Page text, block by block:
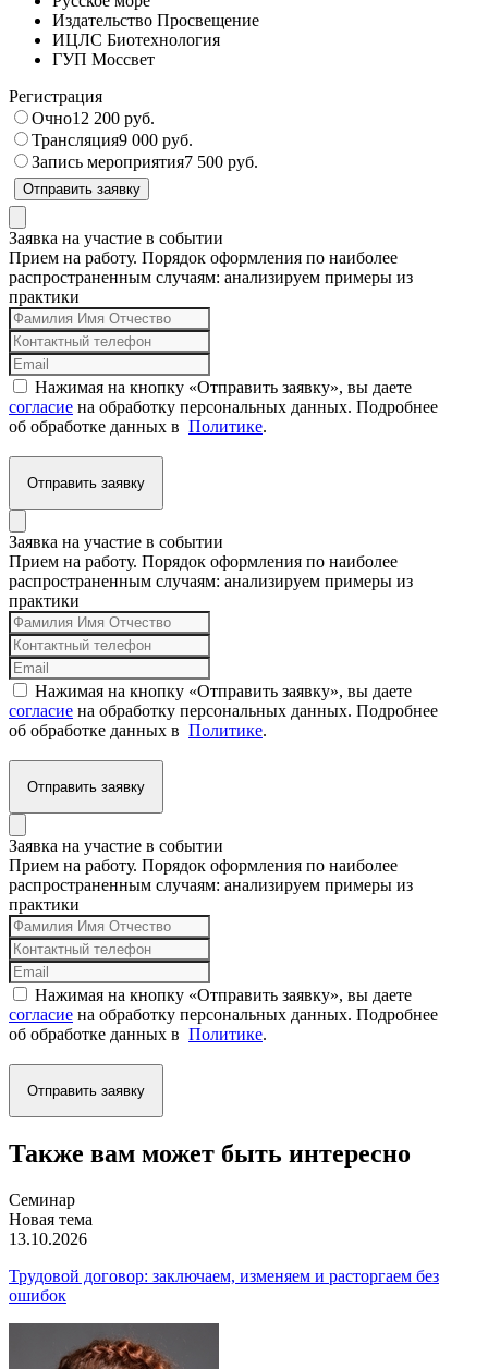
Издательство Просвещение
ИЦЛС Биотехнология
ГУП Моссвет
Регистрация
Очно12 200 руб.
Трансляция9 000 руб.
Запись мероприятия7 500 руб.
Отправить заявку
Заявка на участие в событии
Прием на работу. Порядок оформления по наиболее
распространенным случаям: анализируем примеры из
практики
Нажимая на кнопку «Отправить заявку», вы даете
согласие на обработку персональных данных. Подробнее
об обработке данных в Политике.
Отправить заявку
Заявка на участие в событии
Прием на работу. Порядок оформления по наиболее
распространенным случаям: анализируем примеры из
практики
Нажимая на кнопку «Отправить заявку», вы даете
согласие на обработку персональных данных. Подробнее
об обработке данных в Политике.
Отправить заявку
Заявка на участие в событии
Прием на работу. Порядок оформления по наиболее
распространенным случаям: анализируем примеры из
практики
Нажимая на кнопку «Отправить заявку», вы даете
согласие на обработку персональных данных. Подробнее
об обработке данных в Политике.
Отправить заявку
Также вам может быть интересно
Семинар
Новая тема
13.10.2026
Трудовой договор: заключаем, изменяем и расторгаем без
ошибок